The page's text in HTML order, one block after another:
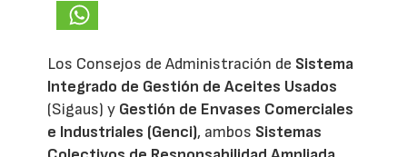
Los Consejos de Administración de Sistema
Integrado de Gestión de Aceites Usados
(Sigaus) y Gestión de Envases Comerciales
e Industriales (Genci), ambos Sistemas